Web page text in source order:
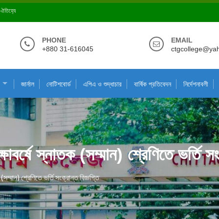
ঐতিহ্যে
PHONE
+880 31-616045
EMAIL
জার্নাল নোটিশবোর্ড এপিএ ও শুদ্ধাচার বার্ষিক প্রতিবেদন নির্দেশনাবলী
স্নাতক (সম্মান) শ্রেণিতে ভর্তি
শ্রেণিতে ভর্তি সংক্রান্ত বিজ্ঞপ্তি